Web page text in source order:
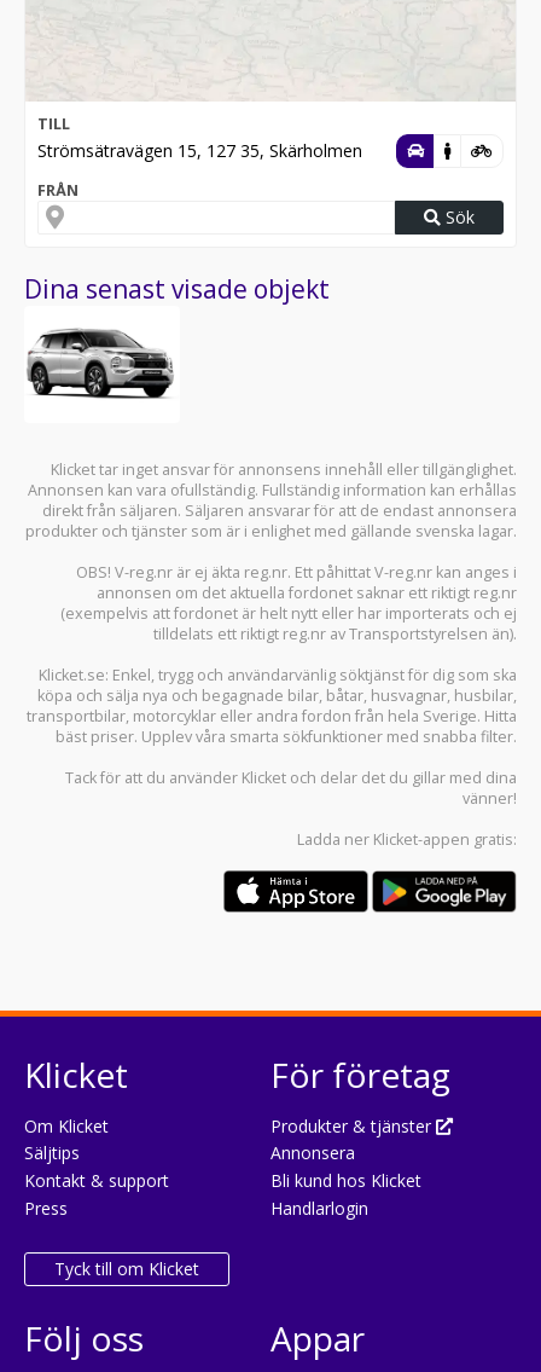
TILL
Strömsätravägen 15, 127 35, Skärholmen
FRÅN
Sök
Dina senast visade objekt
Klicket tar inget ansvar för annonsens innehåll eller tillgänglighet.
Annonsen kan vara ofullständig. Fullständig information kan erhållas
direkt från säljaren. Säljaren ansvarar för att de endast annonsera
produkter och tjänster som är i enlighet med gällande svenska lagar.
OBS! V-reg.nr är ej äkta reg.nr. Ett påhittat V-reg.nr kan anges i
annonsen om det aktuella fordonet saknar ett riktigt reg.nr
(exempelvis att fordonet är helt nytt eller har importerats och ej
tilldelats ett riktigt reg.nr av Transportstyrelsen än).
Klicket.se: Enkel, trygg och användarvänlig söktjänst för dig som ska
köpa och sälja nya och begagnade bilar, båtar, husvagnar, husbilar,
transportbilar, motorcyklar eller andra fordon från hela Sverige. Hitta
bäst priser. Upplev våra smarta sökfunktioner med snabba filter.
Tack för att du använder Klicket och delar det du gillar med dina
vänner!
Ladda ner Klicket-appen gratis:
Klicket
Om Klicket
Säljtips
Kontakt & support
Press
Tyck till om Klicket
För företag
Produkter & tjänster
Annonsera
Bli kund hos Klicket
Handlarlogin
Följ oss Appar